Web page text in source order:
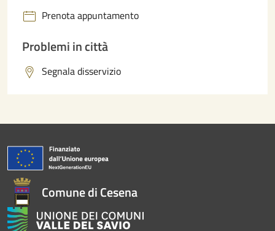
Prenota appuntamento
Problemi in città
Segnala disservizio
Comune di Cesena